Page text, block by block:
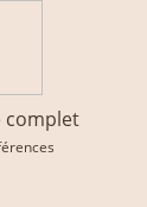
complet